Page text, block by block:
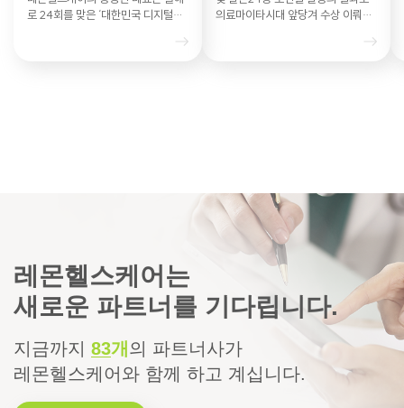
로 24회를 맞은 ‘대한민국 디지털경
의료마이타시대 앞당겨 수상 이뤄내
레몬헬스케어는
새로운 파트너를 기다립니다.
지금까지 83개 의 파트너사가
레몬헬스케어와 함께 하고 계십니다.